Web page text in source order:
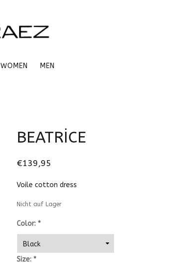
WOMEN MEN
BEATRİCE
€139,95
Voile cotton dress
Nicht auf Lager
Color: *
Size: *